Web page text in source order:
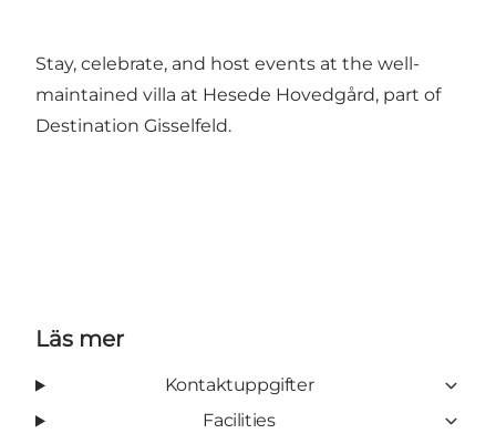
Stay, celebrate, and host events at the well-
maintained villa at Hesede Hovedgård, part of
Destination Gisselfeld.
Läs mer
Kontaktuppgifter
Facilities